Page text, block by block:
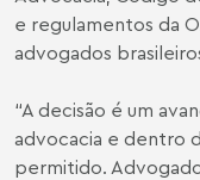
e regulamentos da
advogados
“A decisão é um
advocacia e dentro
permitido.